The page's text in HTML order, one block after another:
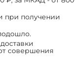
при получении
совершения